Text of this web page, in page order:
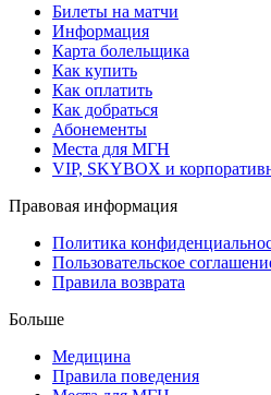
Билеты на матчи
Информация
Карта болельщика
Как купить
Как оплатить
Как добраться
Абонементы
Места для МГН
VIP, SKYBOX и
Правовая информация
Политика
Пользовательское
Правила возврата
Больше
Медицина
Правила поведения